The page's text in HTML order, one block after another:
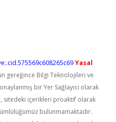
Yasal
gereğince Bilgi Teknolojileri ve
bir Yer Sağlayıcı olarak
sitedeki içerikleri proaktif olarak
bulunmamaktadır.